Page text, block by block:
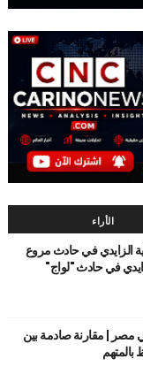
الأراء
الزايدي في حادث مروع
في حادث "لواج"
في مصر | مقارنة صادمة بين
بالمتهم